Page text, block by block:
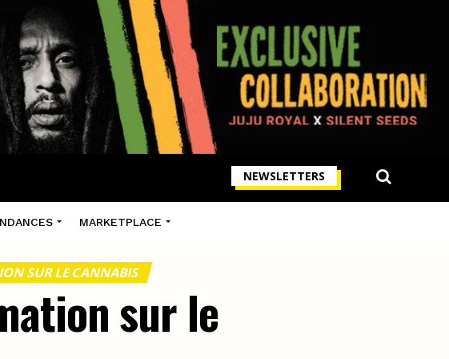
NEWSLETTERS
MARKETPLACE
SUR LE CANNABIS
sur le